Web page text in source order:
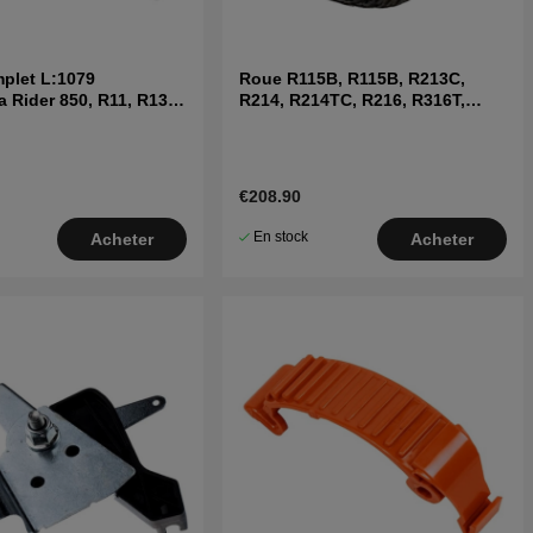
L:1079
Rider 850, R11, R13
Acheter
Roue R115B, R115B, R213C,
R214, R214TC, R216, R316T,
€208.90
En stock Acheter